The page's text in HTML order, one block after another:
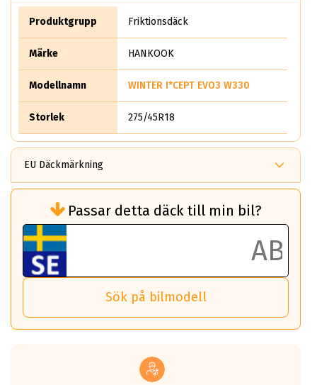
Produktgrupp Friktionsdäck
Märke HANKOOK
Modellnamn WINTER I*CEPT EVO3 W330
Storlek 275/45R18
EU Däckmärkning
bränsleförbrukningen)
Det ska vara en betygsskala från klass A
till G för rullmotstånd.
Ett klass A däck kommer ha 6,5% bättre
bränsleförbrukning än ett klass G däck.
Det betyder att om man kör 10,000 km,
så sparar man 50 liter bränsle med ett
vilken körstil du använder.
Passar detta däck till min bil?
Sök på bilmodell